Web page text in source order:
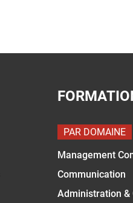
PAR DOMAINE
Management
Communication
Administration &